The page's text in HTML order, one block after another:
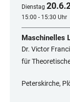
Dienstag 20.6.
15:00 - 15:30 Uhr
Maschinelles
Dr. Victor
für
Peterskirche,